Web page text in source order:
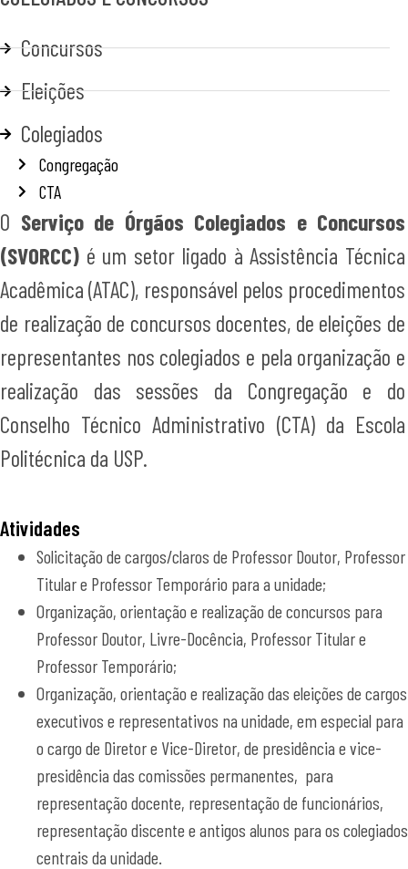
Concursos
Eleições
Colegiados
Congregação
CTA
O Serviço de Órgãos Colegiados e Concursos
(SVORCC) é um setor ligado à Assistência Técnica
Acadêmica (ATAC), responsável pelos procedimentos
de realização de concursos docentes, de eleições de
representantes nos colegiados e pela organização e
realização das sessões da Congregação e do
Conselho Técnico Administrativo (CTA) da Escola
Politécnica da USP.
Atividades
Solicitação de cargos/claros de Professor Doutor, Professor
Titular e Professor Temporário para a unidade;
Organização, orientação e realização de concursos para
Professor Doutor, Livre-Docência, Professor Titular e
Professor Temporário;
Organização, orientação e realização das eleições de cargos
executivos e representativos na unidade, em especial para
o cargo de Diretor e Vice-Diretor, de presidência e vice-
presidência das comissões permanentes, para
representação docente, representação de funcionários,
representação discente e antigos alunos para os colegiados
centrais da unidade.